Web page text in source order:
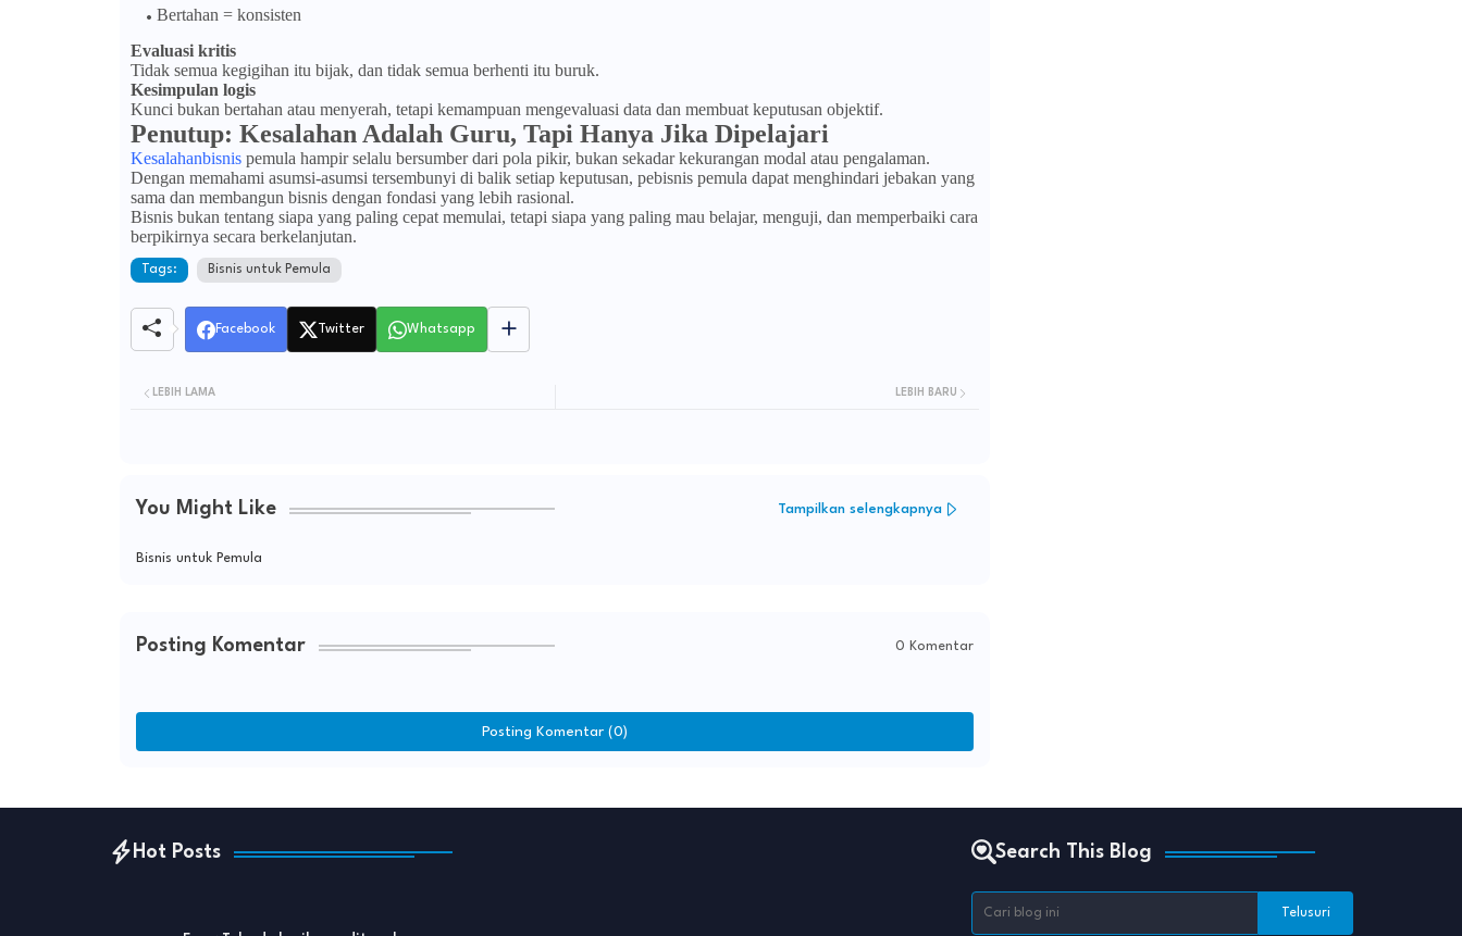
Bertahan = konsisten
Evaluasi kritis
Tidak semua kegigihan itu bijak, dan tidak semua berhenti itu buruk.
Kesimpulan logis
Kunci bukan bertahan atau menyerah, tetapi kemampuan mengevaluasi data dan membuat keputusan objektif.
Penutup: Kesalahan Adalah Guru, Tapi Hanya Jika Dipelajari
Kesalahanbisnispemula hampir selalu bersumber dari pola pikir, bukan sekadar kekurangan modal atau pengalaman.
Dengan memahami asumsi-asumsi tersembunyi di balik setiap keputusan, pebisnis pemula dapat menghindari jebakan yang
sama dan membangun bisnis dengan fondasi yang lebih rasional.
Bisnis bukan tentang siapa yang paling cepat memulai, tetapi siapa yang paling mau belajar, menguji, dan memperbaiki cara
berpikirnya secara berkelanjutan.
Tags: Bisnis untuk Pemula
Facebook Twitter Whatsapp
LEBIH BARU
LEBIH LAMA
You Might Like Tampilkan selengkapnya
Bisnis untuk Pemula
Posting Komentar 0 Komentar
Posting Komentar (0)
Hot Posts Search This Blog